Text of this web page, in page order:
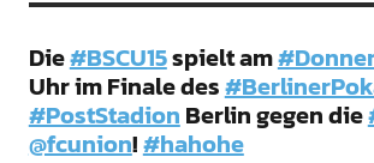
Die#BSCU15spielt am
Uhr im Finale des
#PostStadion Berlin gegen die
@fcunion!#hahohe